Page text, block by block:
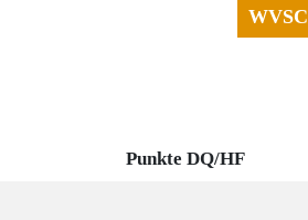
WVSC
Punkte DQ/HF